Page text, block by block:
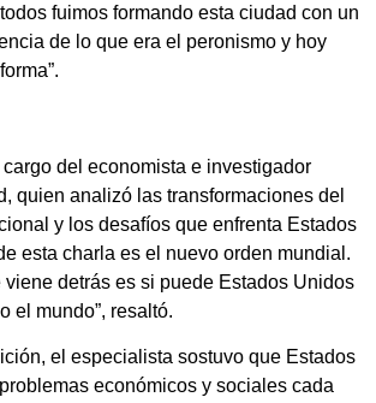
fuimos formando esta ciudad con un
de lo que era el peronismo y hoy
cargo del economista e investigador
quien analizó las transformaciones del
y los desafíos que enfrenta Estados
esta charla es el nuevo orden mundial.
detrás es si puede Estados Unidos
el mundo”, resaltó.
el especialista sostuvo que Estados
económicos y sociales cada